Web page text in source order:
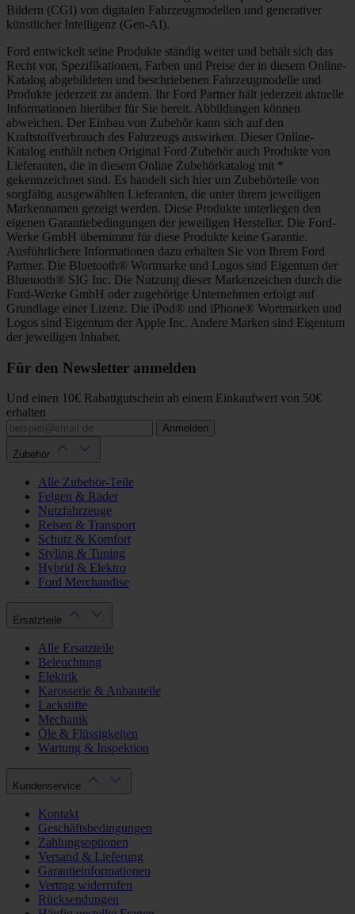
Bildern (CGI) von digitalen Fahrzeugmodellen und generativer
künstlicher Intelligenz (Gen-AI).
Ford entwickelt seine Produkte ständig weiter und behält sich das
Recht vor, Spezifikationen, Farben und Preise der in diesem Online-
Katalog abgebildeten und beschriebenen Fahrzeugmodelle und
Produkte jederzeit zu ändern. Ihr Ford Partner hält jederzeit aktuelle
Informationen hierüber für Sie bereit. Abbildungen können
abweichen. Der Einbau von Zubehör kann sich auf den
Kraftstoffverbrauch des Fahrzeugs auswirken. Dieser Online-
Katalog enthält neben Original Ford Zubehör auch Produkte von
Lieferanten, die in diesem Online Zubehörkatalog mit *
gekennzeichnet sind. Es handelt sich hier um Zubehörteile von
sorgfältig ausgewählten Lieferanten, die unter ihrem jeweiligen
Markennamen gezeigt werden. Diese Produkte unterliegen den
eigenen Garantiebedingungen der jeweiligen Hersteller. Die Ford-
Werke GmbH übernimmt für diese Produkte keine Garantie.
Ausführlichere Informationen dazu erhalten Sie von Ihrem Ford
Partner. Die Bluetooth® Wortmarke und Logos sind Eigentum der
Bluetooth® SIG Inc. Die Nutzung dieser Markenzeichen durch die
Ford-Werke GmbH oder zugehörige Unternehmen erfolgt auf
Grundlage einer Lizenz. Die iPod® und iPhone® Wortmarken und
Logos sind Eigentum der Apple Inc. Andere Marken sind Eigentum
der jeweiligen Inhaber.
Für den Newsletter anmelden
Und einen 10€ Rabattgutschein ab einem Einkaufwert von 50€
erhalten
Anmelden
Zubehör
Alle Zubehör-Teile
Felgen & Räder
Nutzfahrzeuge
Reisen & Transport
Schutz & Komfort
Styling & Tuning
Hybrid & Elektro
Ford Merchandise
Ersatzteile
Alle Ersatzteile
Beleuchtung
Elektrik
Karosserie & Anbauteile
Lackstifte
Mechanik
Öle & Flüssigkeiten
Wartung & Inspektion
Kundenservice
Kontakt
Geschäftsbedingungen
Zahlungsoptionen
Versand & Lieferung
Garantieinformationen
Vertrag widerrufen
Rücksendungen